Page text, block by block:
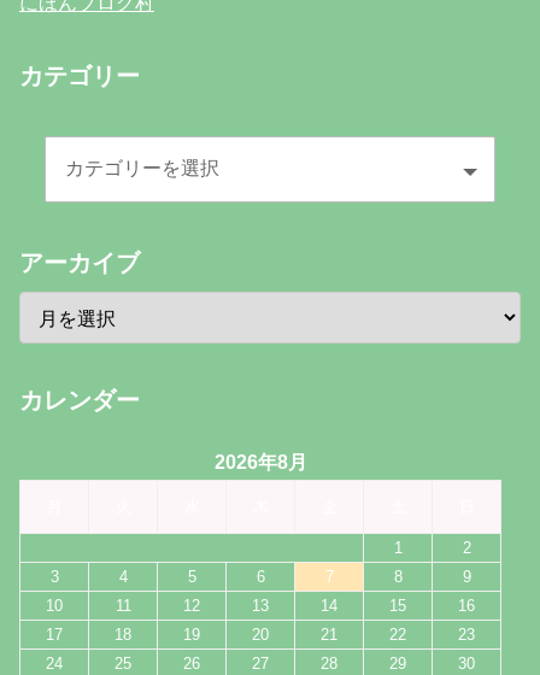
カテゴリー
アーカイブ
カレンダー
2026年8月
1
2
3
4 5 6 7 8
9
10
11 12 13 14 15
16
17
18 19 20 21 22
23
24
25 26 27 28 29
30